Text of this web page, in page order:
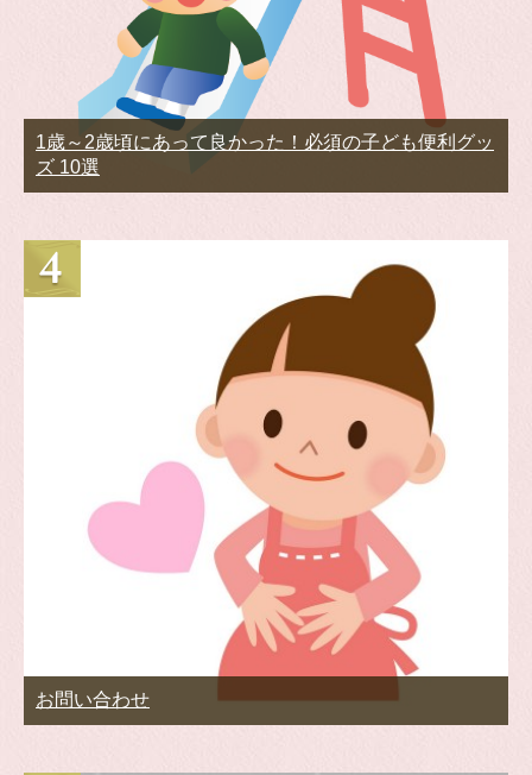
1歳～2歳頃にあって良かった！必須の子ども便利グッ
ズ 10選
お問い合わせ